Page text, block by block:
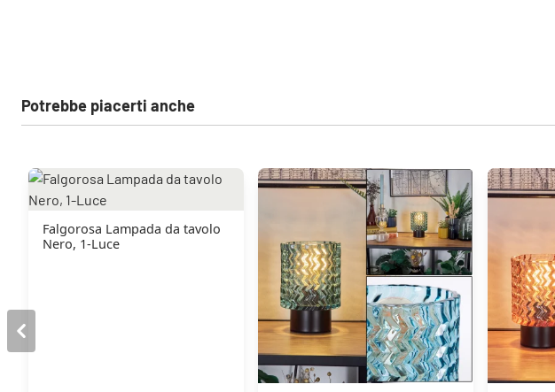
Potrebbe piacerti anche
Falgorosa Lampada da tavolo
Nero, 1-Luce